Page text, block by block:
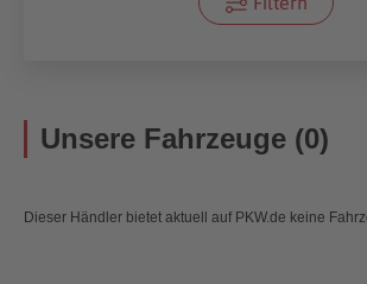
Unsere Fahrzeuge (0)
Dieser Händler bietet aktuell auf PKW.de keine